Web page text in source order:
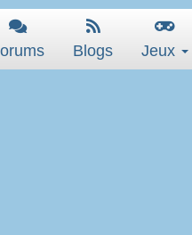
Blogs Jeux